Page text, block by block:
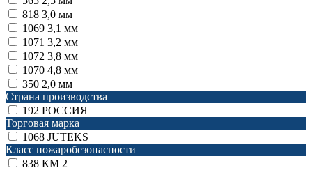
818 3,0 мм
1069 3,1 мм
1071 3,2 мм
1072 3,8 мм
1070 4,8 мм
350 2,0 мм
Страна производства
192 РОССИЯ
Торговая марка
1068 JUTEKS
Класс пожаробезопасности
838 КМ 2